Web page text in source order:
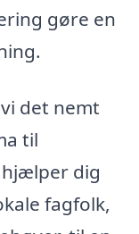
gøre en
det nemt
til
dig
fagfolk,